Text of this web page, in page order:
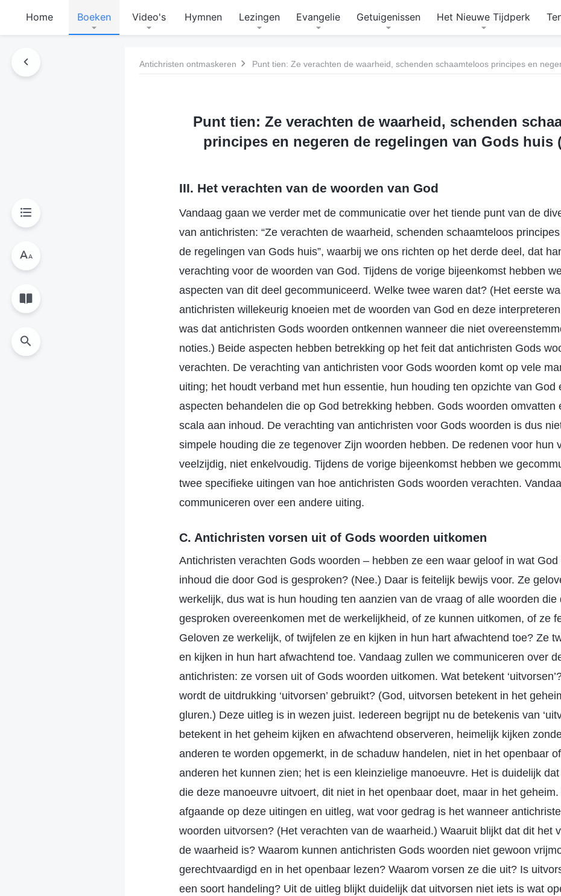
Home Boeken Video's Hymnen Lezingen Evangelie Getuigenissen Het Nieuwe Tijdperk
Antichristen ontmaskeren
Punt tien: Ze verachten de waarheid, schenden
principes en negeren de regelingen van Gods huis
III. Het verachten van de woorden van God
Vandaag gaan we verder met de communicatie over het tiende punt van de
van antichristen: “Ze verachten de waarheid, schenden schaamteloos
de regelingen van Gods huis”, waarbij we ons richten op het derde deel, dat
verachting voor de woorden van God. Tijdens de vorige bijeenkomst hebben
aspecten van dit deel gecommuniceerd. Welke twee waren dat? (Het eerste
antichristen willekeurig knoeien met de woorden van God en deze
was dat antichristen Gods woorden ontkennen wanneer die niet
noties.) Beide aspecten hebben betrekking op het feit dat antichristen Gods
verachten. De verachting van antichristen voor Gods woorden komt op vele
uiting; het houdt verband met hun essentie, hun houding ten opzichte van God
aspecten behandelen die op God betrekking hebben. Gods woorden omvatten
scala aan inhoud. De verachting van antichristen voor Gods woorden is dus
simpele houding die ze tegenover Zijn woorden hebben. De redenen voor hun
veelzijdig, niet enkelvoudig. Tijdens de vorige bijeenkomst hebben we
twee specifieke uitingen van hoe antichristen Gods woorden verachten.
communiceren over een andere uiting.
C. Antichristen vorsen uit of Gods woorden uitkomen
Antichristen verachten Gods woorden – hebben ze een waar geloof in wat
inhoud die door God is gesproken? (Nee.) Daar is feitelijk bewijs voor. Ze
werkelijk, dus wat is hun houding ten aanzien van de vraag of alle woorden die
gesproken overeenkomen met de werkelijkheid, of ze kunnen uitkomen, of ze
Geloven ze werkelijk, of twijfelen ze en kijken in hun hart afwachtend toe? Ze
en kijken in hun hart afwachtend toe. Vandaag zullen we communiceren over
antichristen: ze vorsen uit of Gods woorden uitkomen. Wat betekent
wordt de uitdrukking ‘uitvorsen’ gebruikt? (God, uitvorsen betekent in het
gluren.) Deze uitleg is in wezen juist. Iedereen begrijpt nu de betekenis van
betekent in het geheim kijken en afwachtend observeren, heimelijk kijken
anderen te worden opgemerkt, in de schaduw handelen, niet in het openbaar
anderen het kunnen zien; het is een kleinzielige manoeuvre. Het is duidelijk
die deze manoeuvre uitvoert, dit niet in het openbaar doet, maar in het geheim.
afgaande op deze uitingen en uitleg, wat voor gedrag is het wanneer
woorden uitvorsen? (Het verachten van de waarheid.) Waaruit blijkt dat dit het
de waarheid is? Waarom kunnen antichristen Gods woorden niet gewoon
gerechtvaardigd en in het openbaar lezen? Waarom vorsen ze die uit? Is
een soort handeling? Uit de uitleg blijkt duidelijk dat uitvorsen niet iets is wat